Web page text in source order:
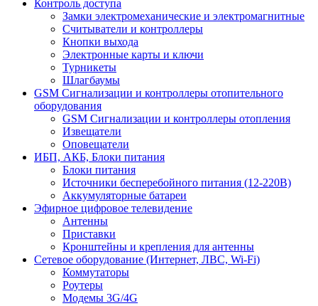
Контроль доступа
Замки электромеханические и электромагнитные
Считыватели и контроллеры
Кнопки выхода
Электронные карты и ключи
Турникеты
Шлагбаумы
GSM Сигнализации и контроллеры отопительного
оборудования
GSM Сигнализации и контроллеры отопления
Извещатели
Оповещатели
ИБП, АКБ, Блоки питания
Блоки питания
Источники бесперебойного питания (12-220В)
Аккумуляторные батареи
Эфирное цифровое телевидение
Антенны
Приставки
Кронштейны и крепления для антенны
Сетевое оборудование (Интернет, ЛВС, Wi-Fi)
Коммутаторы
Роутеры
Модемы 3G/4G